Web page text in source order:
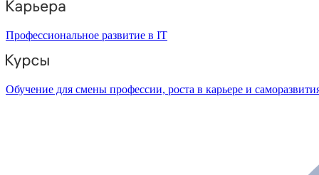
Профессиональное развитие в IT
Обучение для смены профессии, роста в карьере и